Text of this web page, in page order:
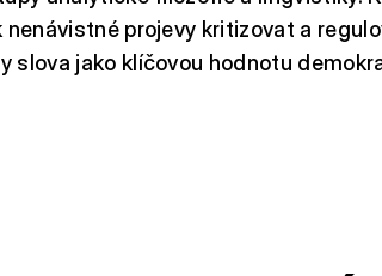
nenávistné projevy kritizovat a
slova jako klíčovou hodnotu